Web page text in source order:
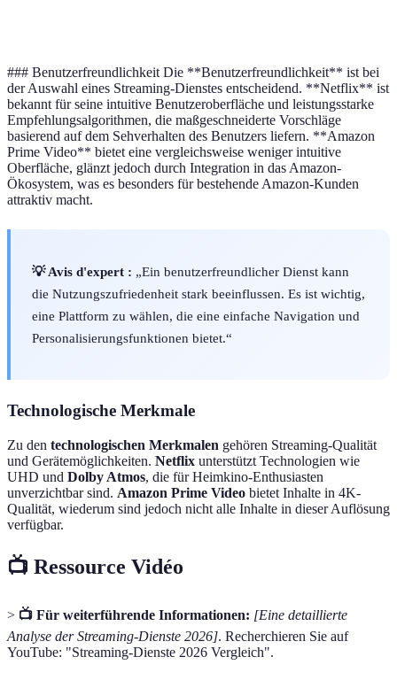
### Benutzerfreundlichkeit Die **Benutzerfreundlichkeit** ist bei
der Auswahl eines Streaming-Dienstes entscheidend. **Netflix** ist
bekannt für seine intuitive Benutzeroberfläche und leistungsstarke
Empfehlungsalgorithmen, die maßgeschneiderte Vorschläge
basierend auf dem Sehverhalten des Benutzers liefern. **Amazon
Prime Video** bietet eine vergleichsweise weniger intuitive
Oberfläche, glänzt jedoch durch Integration in das Amazon-
Ökosystem, was es besonders für bestehende Amazon-Kunden
attraktiv macht.
💡 Avis d'expert : „Ein benutzerfreundlicher Dienst kann
die Nutzungszufriedenheit stark beeinflussen. Es ist wichtig,
eine Plattform zu wählen, die eine einfache Navigation und
Personalisierungsfunktionen bietet.“
Technologische Merkmale
Zu den technologischen Merkmalen gehören Streaming-Qualität
und Gerätemöglichkeiten. Netflix unterstützt Technologien wie
UHD und Dolby Atmos, die für Heimkino-Enthusiasten
unverzichtbar sind. Amazon Prime Video bietet Inhalte in 4K-
Qualität, wiederum sind jedoch nicht alle Inhalte in dieser Auflösung
verfügbar.
📺 Ressource Vidéo
> 📺 Für weiterführende Informationen: [Eine detaillierte
Analyse der Streaming-Dienste 2026]. Recherchieren Sie auf
YouTube: "Streaming-Dienste 2026 Vergleich".